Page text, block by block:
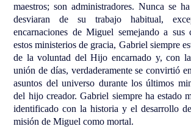
maestros; son administradores. Nunca se
desviaran de su trabajo habitual,
encarnaciones de Miguel semejando a sus
estos ministerios de gracia, Gabriel siempre
de la voluntad del Hijo encarnado y, con
unión de días, verdaderamente se convirtió
asuntos del universo durante los últimos
del hijo creador. Gabriel siempre ha estado
identificado con la historia y el desarrollo
misión de Miguel como mortal.